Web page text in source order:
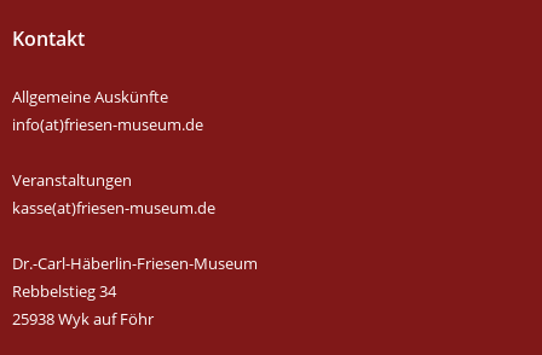
Kontakt
Allgemeine Auskünfte
info(at)friesen-museum.de
Veranstaltungen
kasse(at)friesen-museum.de
Dr.-Carl-Häberlin-Friesen-Museum
Rebbelstieg 34
25938 Wyk auf Föhr